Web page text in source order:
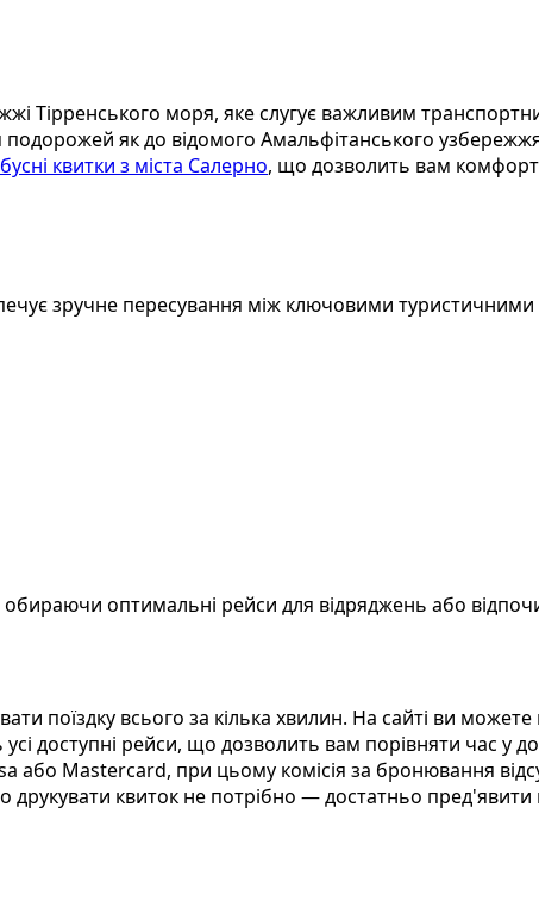
Тірренського моря, яке слугує важливим
як до відомого Амальфітанського узбережжя,
квитки з міста Салерно, що дозволить вам
зручне пересування між ключовими
оптимальні рейси для відряджень або
поїздку всього за кілька хвилин. На сайті ви
доступні рейси, що дозволить вам порівняти час у
або Mastercard, при цьому комісія за бронювання
квиток не потрібно — достатньо пред'явити